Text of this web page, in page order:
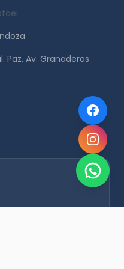
Paz, Av. Granaderos